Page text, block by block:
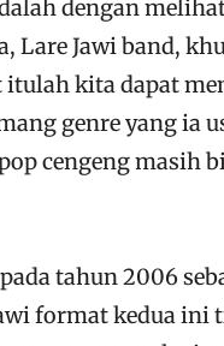
dengan
Lare Jawi band,
kita dapat
genre yang ia
cengeng masih
tahun 2006
format kedua ini